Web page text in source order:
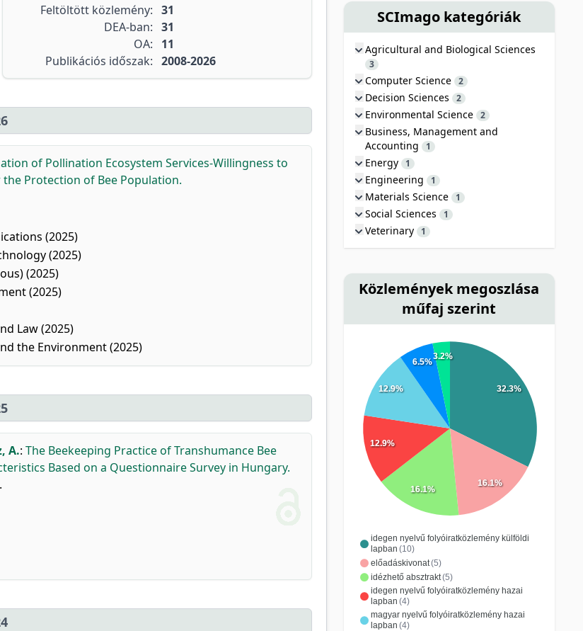
Feltöltött közlemény: 31
DEA-ban: 31
OA:
11
Publikációs időszak: 2008-2026
of Pollination Ecosystem Services-Willingness to
Protection of Bee Population.
(2025)
(2025)
(2025)
(2025)
Law (2025)
the Environment (2025)
A.: The Beekeeping Practice of Transhumance Bee
Based on a Questionnaire Survey in Hungary.
SCImago kategóriák
Agricultural and Biological Sciences
3
Computer Science 2
Decision Sciences 2
Environmental Science 2
Business, Management and
Accounting
1
Energy 1
Engineering 1
Materials Science 1
Social Sciences 1
Veterinary 1
Közlemények megoszlása
műfaj szerint
idegen nyelvű folyóiratközlemény külföldi
lapban (10)
előadáskivonat(5)
idézhető absztrakt(5)
idegen nyelvű folyóiratközlemény hazai
lapban (4)
magyar nyelvű folyóiratközlemény hazai
lapban (4)
32.3%
16.1%
16.1%
12.9%
12.9%
6.5%
3.2%